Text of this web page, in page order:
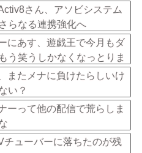
合いと二人の尊すぎる関係
ョート動画！
さん、アソビシステム
らなる連携強化へ
にあす、遊戯王で今月もダ
う笑うしかなくなっとりま
ないバケモンを産み出して
またメナに負けたらしいけ
い？
ーって他の配信で荒らしま
チューバーに落ちたのが残